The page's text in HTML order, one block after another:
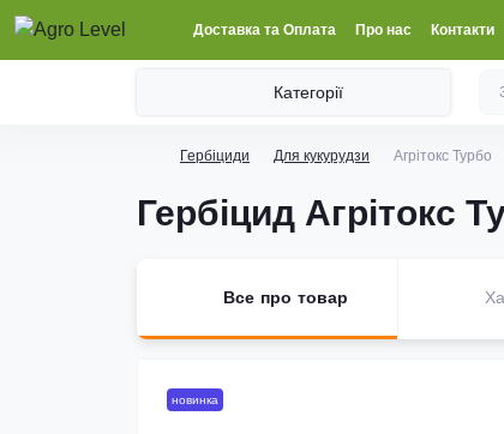
Доставка та Оплата Про нас Контакти
Категорії
Гербіциди Для кукурудзи Агрітокс Турбо
Гербіцид Агрітокс
Все про товар
новинка